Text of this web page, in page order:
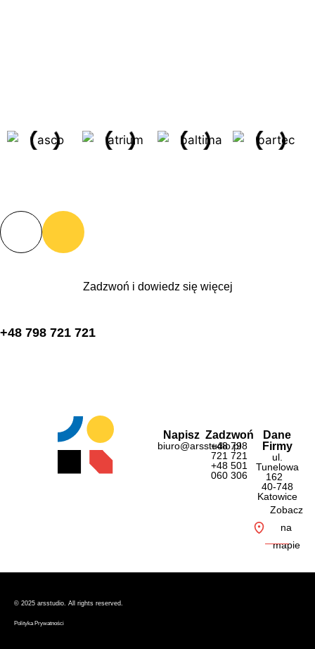
Zadzwoń i dowiedz się więcej
+48 798 721 721
Napisz
biuro@arsstudio.pl
Zadzwoń
+48 798
721 721
+48 501
060 306
Dane
Firmy
ul.
Tunelowa
162
40-748
Katowice
Zobacz
na
mapie
© 2025 arsstudio. All rights reserved.
Polityka Prywatności